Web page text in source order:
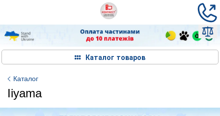
Каталог товаров
Каталог
Iiyama